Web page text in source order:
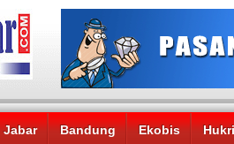
Jabar Bandung Ekobis